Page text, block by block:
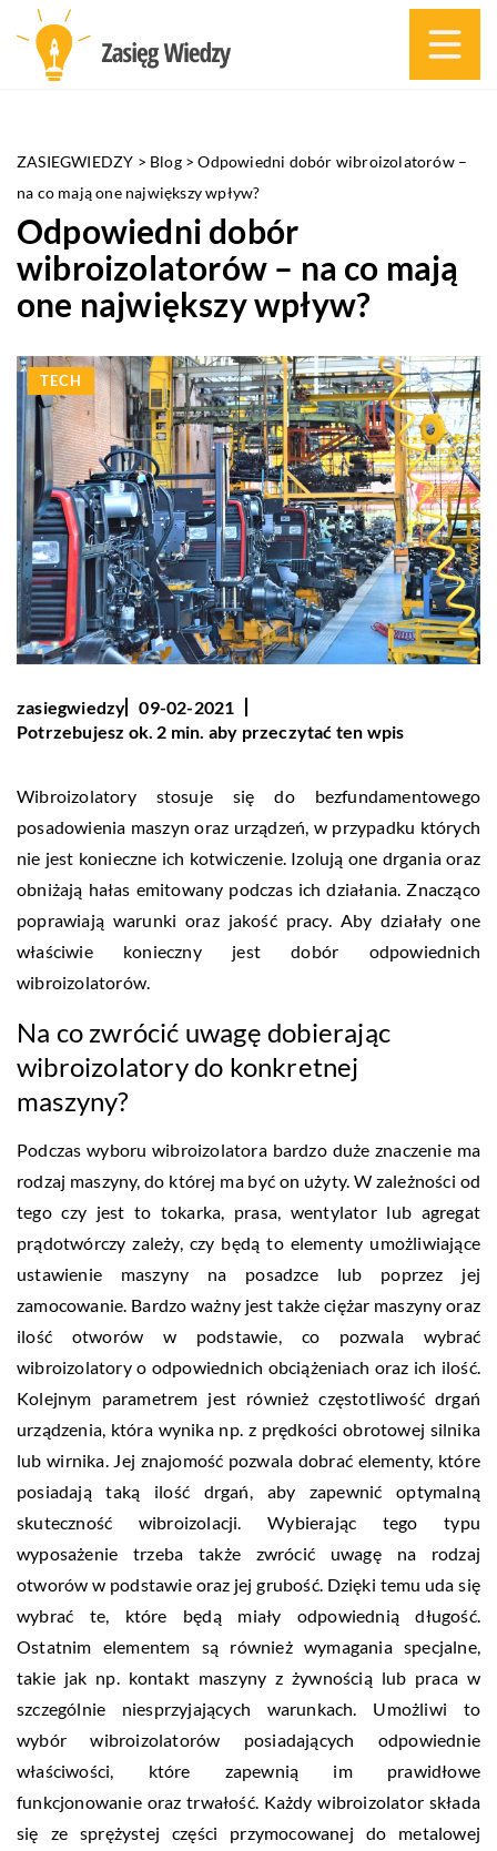
ZASIEGWIEDZY > Blog>Odpowiedni dobór wibroizolatorów –
na co mają one największy wpływ?
Odpowiedni dobór
wibroizolatorów – na co mają
one największy wpływ?
TECH
zasiegwiedzy
09-02-2021
Potrzebujesz ok. 2 min. aby przeczytać ten wpis
Wibroizolatory stosuje się do bezfundamentowego
posadowienia maszyn oraz urządzeń, w przypadku których
nie jest konieczne ich kotwiczenie. Izolują one drgania oraz
obniżają hałas emitowany podczas ich działania. Znacząco
poprawiają warunki oraz jakość pracy. Aby działały one
właściwie konieczny jest dobór odpowiednich
wibroizolatorów.
Na co zwrócić uwagę dobierając
wibroizolatory do konkretnej
maszyny?
Podczas wyboru wibroizolatora bardzo duże znaczenie ma
rodzaj maszyny, do której ma być on użyty. W zależności od
tego czy jest to tokarka, prasa, wentylator lub agregat
prądotwórczy zależy, czy będą to elementy umożliwiające
ustawienie maszyny na posadzce lub poprzez jej
zamocowanie. Bardzo ważny jest także ciężar maszyny oraz
ilość otworów w podstawie, co pozwala wybrać
wibroizolatory o odpowiednich obciążeniach oraz ich ilość.
Kolejnym parametrem jest również częstotliwość drgań
urządzenia, która wynika np. z prędkości obrotowej silnika
lub wirnika. Jej znajomość pozwala dobrać elementy, które
posiadają taką ilość drgań, aby zapewnić optymalną
skuteczność wibroizolacji. Wybierając tego typu
wyposażenie trzeba także zwrócić uwagę na rodzaj
otworów w podstawie oraz jej grubość. Dzięki temu uda się
wybrać te, które będą miały odpowiednią długość.
Ostatnim elementem są również wymagania specjalne,
takie jak np. kontakt maszyny z żywnością lub praca w
szczególnie niesprzyjających warunkach. Umożliwi to
wybór wibroizolatorów posiadających odpowiednie
właściwości, które zapewnią im prawidłowe
funkcjonowanie oraz trwałość. Każdy wibroizolator składa
się ze sprężystej części przymocowanej do metalowej